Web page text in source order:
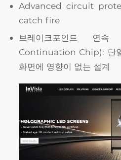
Advanced circuit
catch fire
브레이크포인트 연
Continuation Chip): 단
화면에 영향이 없는 설계